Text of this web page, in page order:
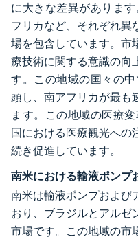
に大きな差異がありま
フリカなど、それぞれ異
場を包含しています。市
療技術に関する意識の向
す。この地域の国々の
頭し、南アフリカが最も
ます。この地域の医療
国における医療観光への
続き促進しています。
南米における輸液ポンプ
南米は輸液ポンプおよび
おり、ブラジルとアルゼ
市場です。この地域の市